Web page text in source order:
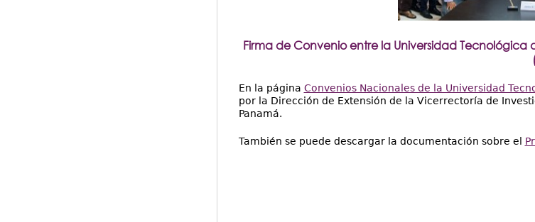
Firma de Convenio entre la Universidad
En la página Convenios Nacionales de la Universidad
por la Dirección de Extensión de la Vicerrectoría de
Panamá.
También se puede descargar la documentación sobre el